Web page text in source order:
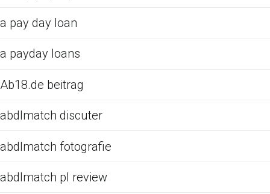
a pay day loan
a payday loans
Ab18.de beitrag
abdlmatch discuter
abdlmatch fotografie
abdlmatch pl review